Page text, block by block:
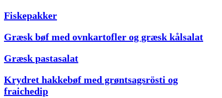
Fiskepakker
Græsk bøf med ovnkartofler og græsk kålsalat
Græsk pastasalat
Krydret hakkebøf med grøntsagsrösti og
fraichedip